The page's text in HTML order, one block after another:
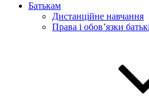
Батькам
Дистанційне навчання
Права і обов’язки